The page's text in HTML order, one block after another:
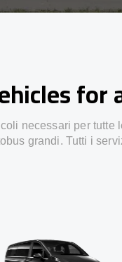
for
necessari per tutte
grandi. Tutti i